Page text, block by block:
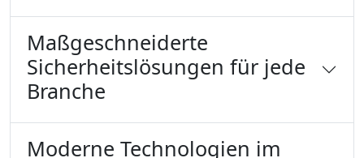
Maßgeschneiderte
Sicherheitslösungen für jede
Branche
Moderne Technologien im